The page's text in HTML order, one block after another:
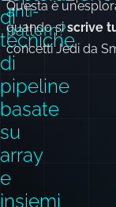
Esplorazione
di
tecniche
di
pipeline
Un
anti-
pattern?
Questa è
quando si
concetti Jedi da